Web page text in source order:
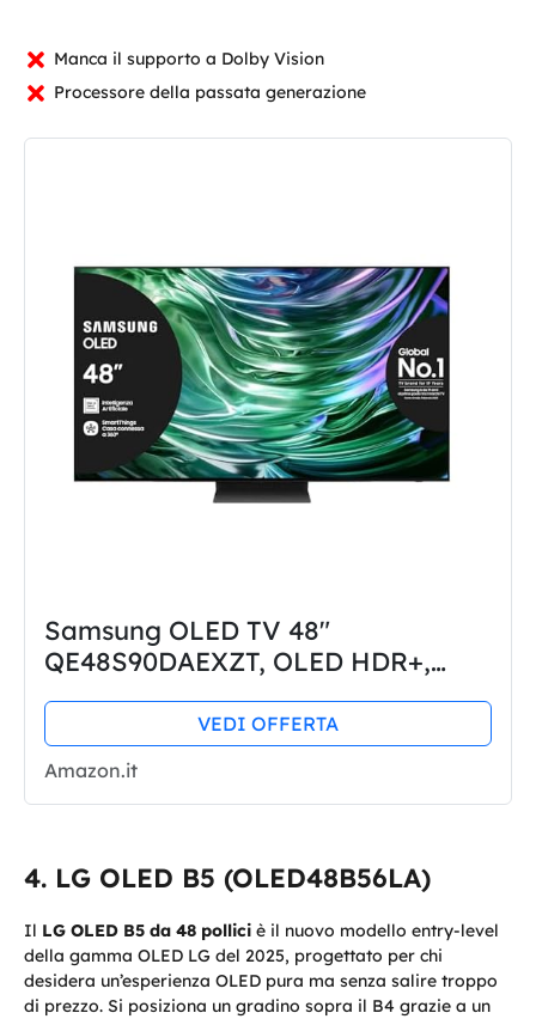
Manca il supporto a Dolby Vision
Processore della passata generazione
Samsung OLED TV 48"
QE48S90DAEXZT, OLED HDR+,
AI GEN2, Motion Xcelerator 144Hz,
Design LaserSLim, DVBT-2, Q-
Symphony & Dolby...
VEDI OFFERTA
Amazon.it
LG OLED B5 (OLED48B56LA)
Il LG OLED B5 da 48 pollici è il nuovo modello entry-level
della gamma OLED LG del 2025, progettato per chi
desidera un’esperienza OLED pura ma senza salire troppo
di prezzo. Si posiziona un gradino sopra il B4 grazie a un